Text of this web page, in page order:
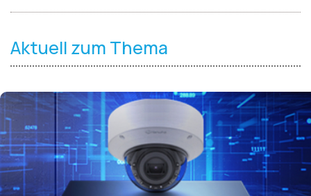
Aktuell zum Thema